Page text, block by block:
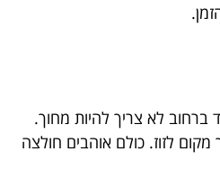
ברחוב לא צריך להיות מחוך.
לזוז. כולם אוהבים חולצה